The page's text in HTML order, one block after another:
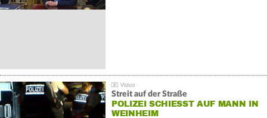
Streit auf der Straße
POLIZEI SCHIESST AUF MANN IN W
EINHEIM